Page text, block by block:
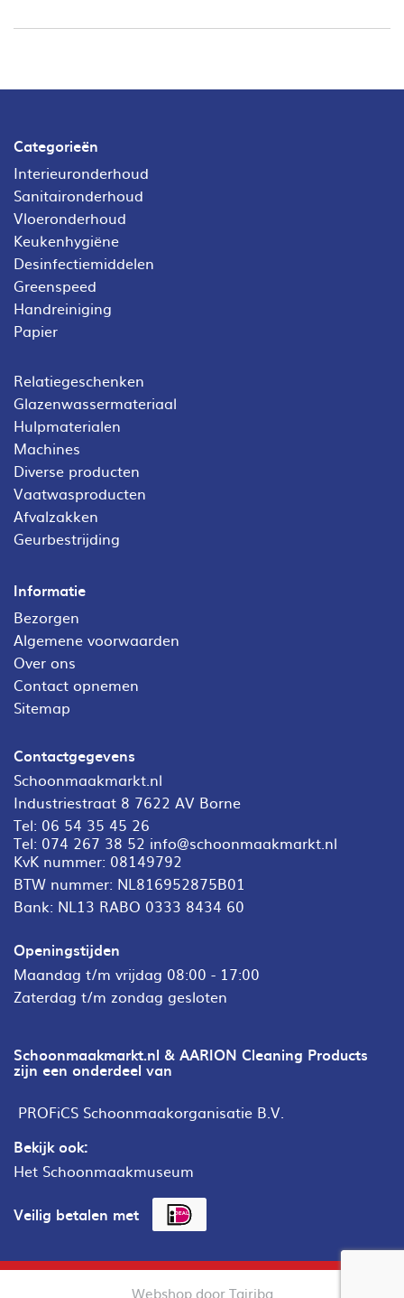
Categorieën
Interieuronderhoud
Sanitaironderhoud
Vloeronderhoud
Keukenhygiëne
Desinfectiemiddelen
Greenspeed
Handreiniging
Papier
Relatiegeschenken
Glazenwassermateriaal
Hulpmaterialen
Machines
Diverse producten
Vaatwasproducten
Afvalzakken
Geurbestrijding
Informatie
Bezorgen
Algemene voorwaarden
Over ons
Contact opnemen
Sitemap
Contactgegevens
Schoonmaakmarkt.nl
Industriestraat 8 7622 AV Borne
Tel: 06 54 35 45 26
Tel: 074 267 38 52 info@schoonmaakmarkt.nl
KvK nummer: 08149792
BTW nummer: NL816952875B01
Bank: NL13 RABO 0333 8434 60
Openingstijden
Maandag t/m vrijdag 08:00 - 17:00
Zaterdag t/m zondag gesloten
Schoonmaakmarkt.nl & AARION Cleaning Products
zijn een onderdeel van
PROFiCS Schoonmaakorganisatie B.V.
Bekijk ook:
Het Schoonmaakmuseum
Veilig betalen met
Webshop door Tajriba